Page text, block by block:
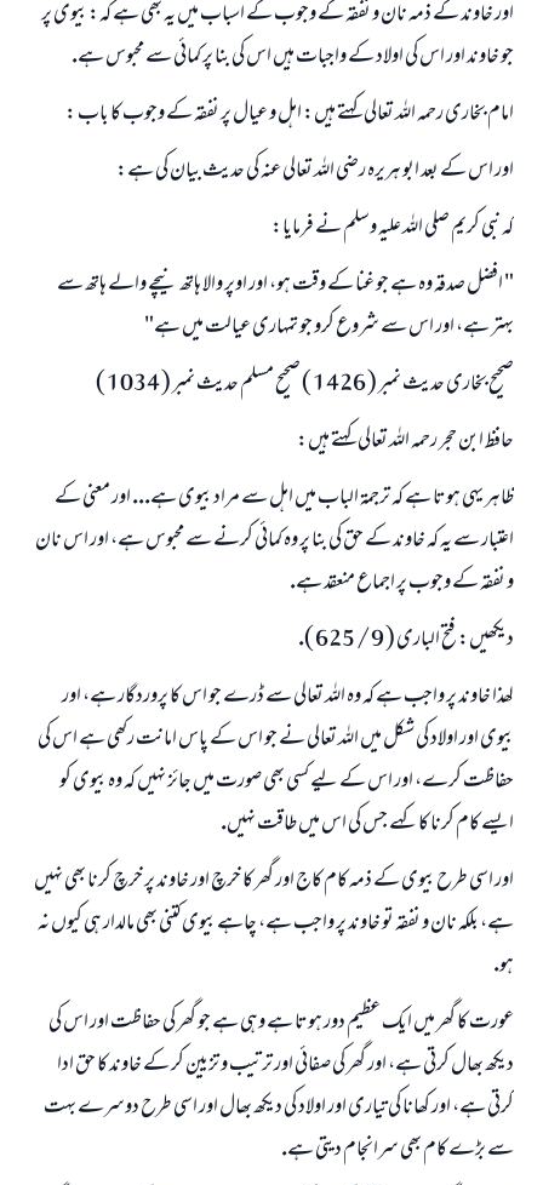
اور خاوند كے ذمہ نان و نفقہ كے وجوب كے اسباب ميں يہ بھى ہے كہ: بيوى پر
جو خاوند اور اس كى اولاد كے واجبات ہيں اس كى بنا پر كمائى سے محبوس ہے.
امام بخارى رحمہ اللہ تعالى كہتے ہيں: اہل و عيال پر نفقہ كے وجوب كا باب :
اور اس كے بعد ابو ہريرہ رضى اللہ تعالى عنہ كى حديث بيان كى ہے:
كہ نبى كريم صلى اللہ عليہ وسلم نے فرمايا:
" افضل صدقہ وہ ہے جو غنا كے وقت ہو، اور اوپر والا ہاتھ نيچے والے ہاتھ سے
بہتر ہے، اور اس سے شروع كرو جو تمہارى عيالت ميں ہے"
صحيح بخارى حديث نمبر ( 1426 ) صحيح مسلم حديث نمبر ( 1034 )
حافظ ابن حجر رحمہ اللہ تعالى كہتے ہيں:
ظاہر يہى ہوتا ہے كہ ترجمۃ الباب ميں اہل سے مراد بيوى ہے... اور معنى كے
اعتبار سے يہ كہ خاوند كے حق كى بنا پر وہ كمائى كرنے سے محبوس ہے، اور اس نان
و نفقہ كے وجوب پر اجماع منعقد ہے.
ديكھيں: فتح البارى ( 9 / 625 ).
لھذا خاوند پر واجب ہے كہ وہ اللہ تعالى سے ڈرے جو اس كا پروردگار ہے، اور
بيوى اور اولاد كى شكل ميں اللہ تعالى نے جو اس كے پاس امانت ركھى ہے اس كى
حفاظت كرے، اور اس كے ليے كسى بھى صورت ميں جائز نہيں كہ وہ بيوى كو
ايسے كام كرنا كا كہے جس كى اس ميں طاقت نہيں.
اور اسى طرح بيوى كے ذمہ كام كاج اور گھر كا خرچ اور خاوند پر خرچ كرنا بھى نہيں
ہے، بلكہ نان و نفقہ تو خاوند پر واجب ہے، چاہے بيوى كتنى بھى مالدار ہى كيوں نہ
ہو.
عورت كا گھر ميں ايك عظيم دور ہوتا ہے وہى ہے جو گھر كى حفاظت اور اس كى
ديكھ بھال كرتى ہے، اور گھر كى صفائى اور ترتيب و تزيين كر كے خاوند كا حق ادا
كرتى ہے، اور كھانا كى تيارى اور اولاد كى ديكھ بھال اور اسى طرح دوسرے بہت
سے بڑے كام بھى سرانجام ديتى ہے.
رسول اللہ صلی اللہ علیہ و سلم کا فرمان ہے:
نیکی کی رہنمائی کرنے والے کو بھی نیکی کرنے والے کے برابر اجر ملتا ہے۔
ابھی تعاون کریں